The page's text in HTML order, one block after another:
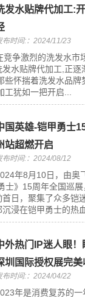
发水贴牌代加工:
布时间:：2024/11/23
竞争激烈的洗发水市
水贴牌代加工,正逐
些怀揣着洗发水品牌
犹如一把开启...
国英雄-铠甲勇士
站超燃开启
布时间:：2024/08/12
年8月10日，由奥
士》15周年全国巡
日，聚集了众多铠
浸在铠甲勇士的热血
外热门IP迷人眼！
圳国际授权展完美
布时间:：2024/04/22
年是消费复苏的